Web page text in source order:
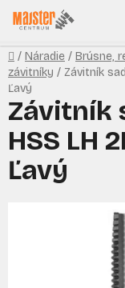
Prejsť
na
obsah
Domov
/ Náradie / Brúsne,
závitníky / Závitník
Ľavý
Závitník
HSS LH
Ľavý